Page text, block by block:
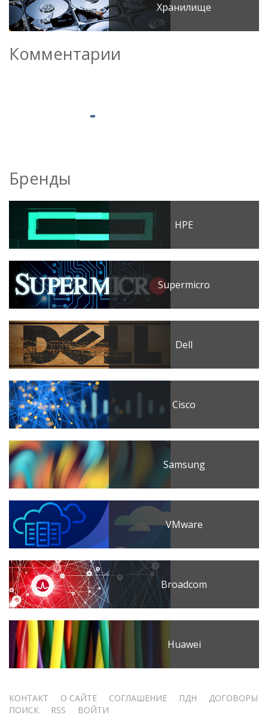
Хранилище
Комментарии
Бренды
HPE
Supermicro
Dell
Cisco
Samsung
VMware
Broadcom
Huawei
Меню
КОНТАКТ О САЙТЕ СОГЛАШЕНИЕ ПДН
ДОГОВОРЫ
ПОИСК
RSS ВОЙТИ